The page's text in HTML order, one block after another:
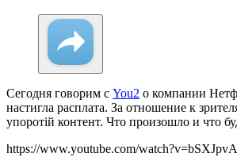
Сегодня говорим с You2 о компании
настигла расплата. За отношение к
упоротій контент. Что произошло и что
https://www.youtube.com/